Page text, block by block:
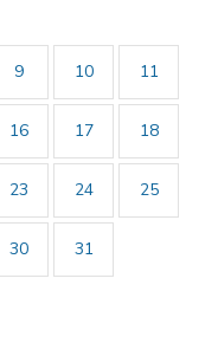
9 10 11
16 17 18
23 24 25
30 31